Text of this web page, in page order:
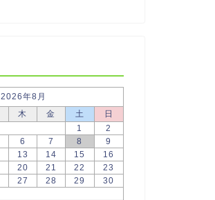
2026年8月
木 金 土
日
1
2
6 7 8
9
13 14 15
16
20 21 22
23
27 28 29
30